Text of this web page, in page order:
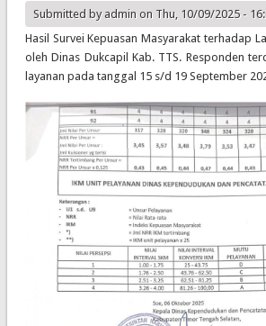
Submitted by adminon Thu, 10/09/2025 -
Hasil Survei Kepuasan Masyarakat terhadap
oleh Dinas Dukcapil Kab. TTS. Responden
layanan pada tanggal 15 s/d 19 September